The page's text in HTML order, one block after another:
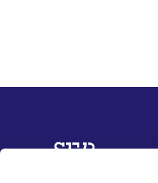
Overige informatie